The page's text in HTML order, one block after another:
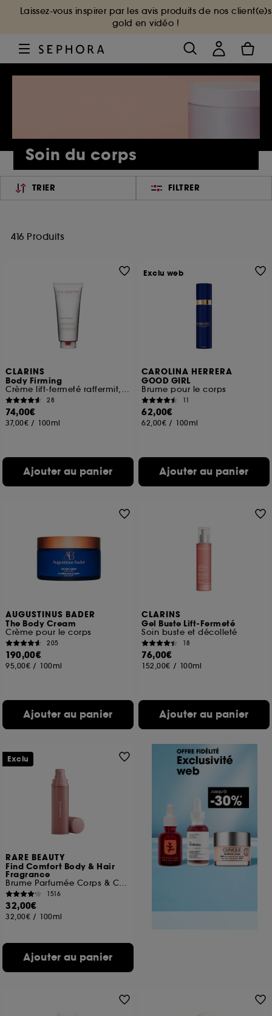
Laissez-vous inspirer par les avis produits de nos client(e)s
gold en vidéo !
Soin du corps
TRIER FILTRER
416 Produits
CLARINS
Body Firming
Crème lift-fermeté raffermit, lisse, nourrit
28
74,00€
37,00€ / 100ml
Ajouter au panier
CAROLINA HERRERA
GOOD GIRL
Brume pour le corps
11
62,00€
62,00€ / 100ml
Ajouter au panier
Exclu web
AUGUSTINUS BADER
The Body Cream
Crème pour le corps
205
190,00€
95,00€ / 100ml
Ajouter au panier
CLARINS
Gel Buste Lift-Fermeté
Soin buste et décolleté
18
76,00€
152,00€ / 100ml
Ajouter au panier
RARE BEAUTY
Find Comfort Body & Hair
Fragrance
Brume Parfumée Corps & Cheveux
1516
32,00€
32,00€ / 100ml
Ajouter au panier
Exclu